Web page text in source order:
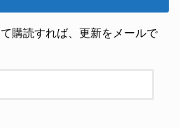
購読すれば、更新をメールで